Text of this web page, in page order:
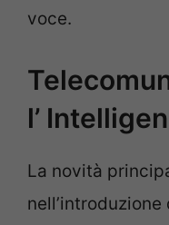
voce.
l’
La novità